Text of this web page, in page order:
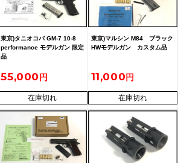
東京)タニオコバ GM-7 10-8
performance モデルガン 限定
品
55,000
在庫切れ
東京)マルシン M84 ブラック
HWモデルガン カスタム品
11,000
在庫切れ